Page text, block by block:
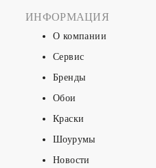
ИНФОРМАЦИЯ
О компании
Сервис
Бренды
Обои
Краски
Шоурумы
Новости